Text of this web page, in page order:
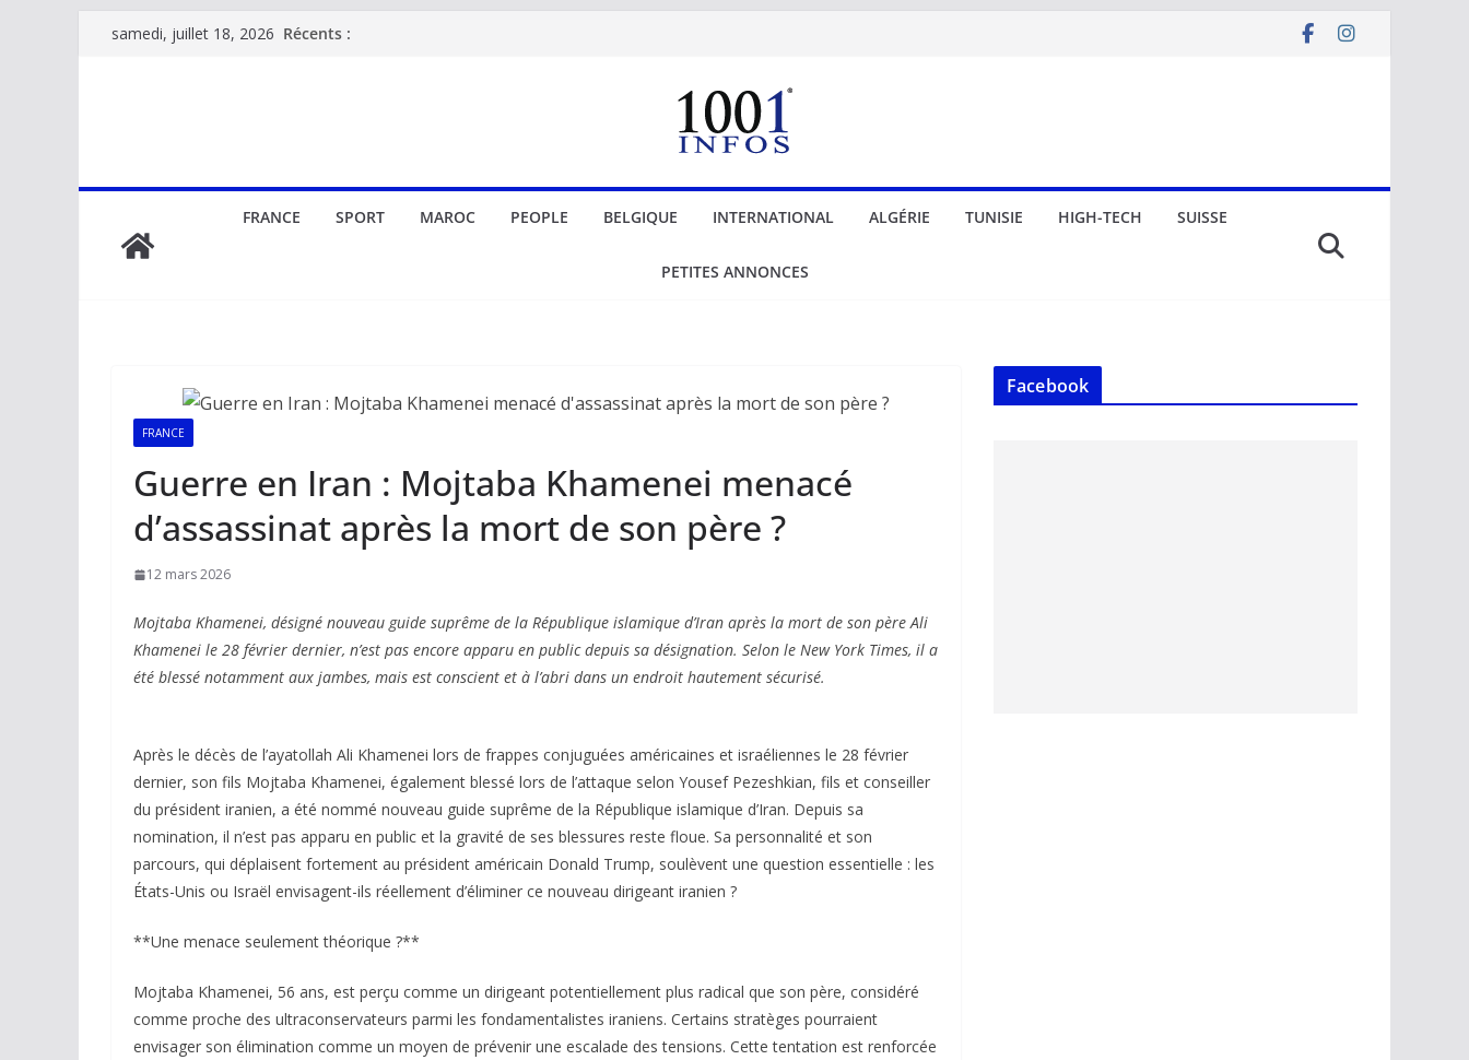
Passersamedi, juillet 18, 2026 Récents :
FRANCE SPORT MAROC PEOPLE BELGIQUE INTERNATIONAL ALGÉRIE TUNISIE HIGH-TECH SUISSE
PETITES ANNONCES
FRANCE
Guerre en Iran : Mojtaba Khamenei menacé
d’assassinat après la mort de son père ?
12 mars 2026
Mojtaba Khamenei, désigné nouveau guide suprême de la République islamique d’Iran après la mort de son père Ali
Khamenei le 28 février dernier, n’est pas encore apparu en public depuis sa désignation. Selon le New York Times, il a
été blessé notamment aux jambes, mais est conscient et à l’abri dans un endroit hautement sécurisé.
Après le décès de l’ayatollah Ali Khamenei lors de frappes conjuguées américaines et israéliennes le 28 février
dernier, son fils Mojtaba Khamenei, également blessé lors de l’attaque selon Yousef Pezeshkian, fils et conseiller
du président iranien, a été nommé nouveau guide suprême de la République islamique d’Iran. Depuis sa
nomination, il n’est pas apparu en public et la gravité de ses blessures reste floue. Sa personnalité et son
parcours, qui déplaisent fortement au président américain Donald Trump, soulèvent une question essentielle : les
États-Unis ou Israël envisagent-ils réellement d’éliminer ce nouveau dirigeant iranien ?
**Une menace seulement théorique ?**
Mojtaba Khamenei, 56 ans, est perçu comme un dirigeant potentiellement plus radical que son père, considéré
comme proche des ultraconservateurs parmi les fondamentalistes iraniens. Certains stratèges pourraient
envisager son élimination comme un moyen de prévenir une escalade des tensions. Cette tentation est renforcée
Facebook